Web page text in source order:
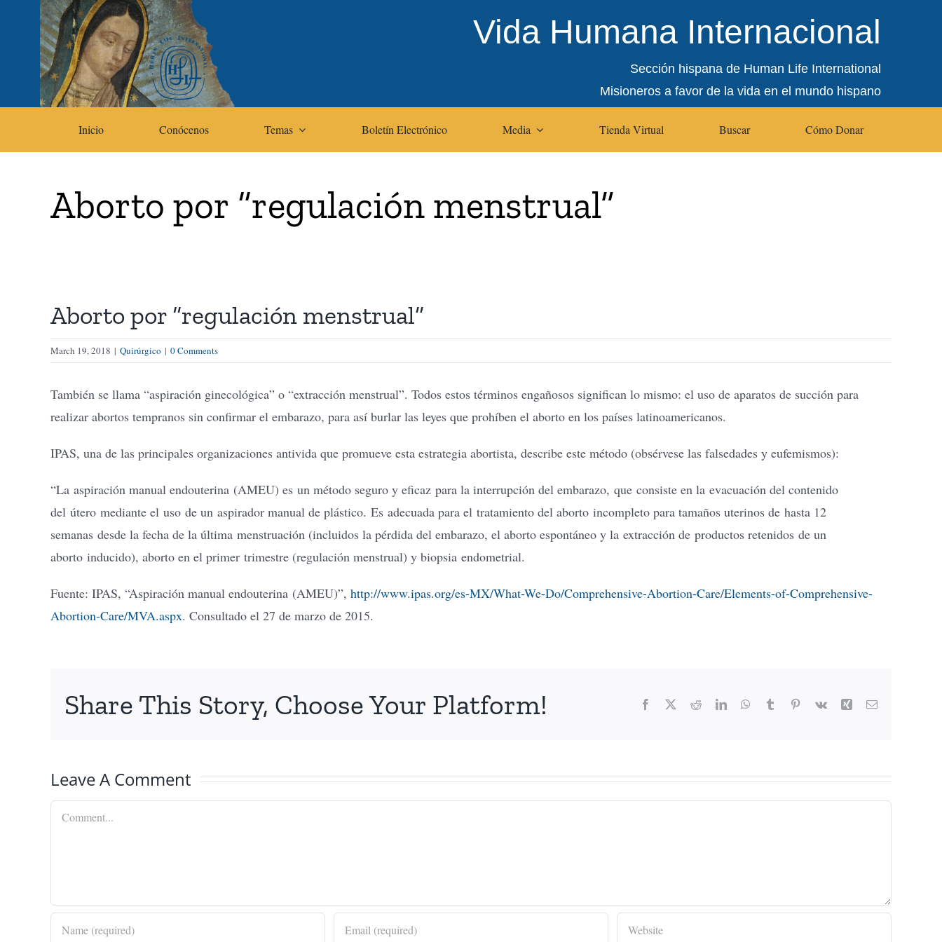
Vida Humana Internacional
Sección hispana de Human Life International
Misioneros a favor de la vida en el mundo hispano
Inicio Conócenos Temas Boletín Electrónico Media Tienda Virtual Buscar Cómo Donar
Aborto por “regulación menstrual”
Aborto por “regulación menstrual”
March 19, 2018 | Quirúrgico | 0 Comments
También se llama “aspiración ginecológica” o “extracción menstrual”. Todos estos términos engañosos significan lo mismo: el uso de aparatos de succión para
realizar abortos tempranos sin confirmar el embarazo, para así burlar las leyes que prohíben el aborto en los países latinoamericanos.
IPAS, una de las principales organizaciones antivida que promueve esta estrategia abortista, describe este método (obsérvese las falsedades y eufemismos):
“La aspiración manual endouterina (AMEU) es un método seguro y eficaz para la interrupción del embarazo, que consiste en la evacuación del contenido
del útero mediante el uso de un aspirador manual de plástico. Es adecuada para el tratamiento del aborto incompleto para tamaños uterinos de hasta 12
semanas desde la fecha de la última menstruación (incluidos la pérdida del embarazo, el aborto espontáneo y la extracción de productos retenidos de un
aborto inducido), aborto en el primer trimestre (regulación menstrual) y biopsia endometrial.
Fuente: IPAS, “Aspiración manual endouterina (AMEU)”, http://www.ipas.org/es-MX/What-We-Do/Comprehensive-Abortion-Care/Elements-of-Comprehensive-
Abortion-Care/MVA.aspx. Consultado el 27 de marzo de 2015.
Share This Story, Choose Your Platform! Facebook RedditLinkedInWhatsApp
Tumblr Pinterest
Vk Xing Email
Leave A Comment
Comment